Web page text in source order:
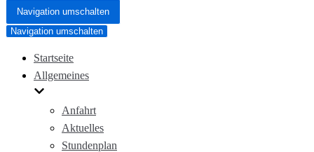
Navigation umschalten
Navigation umschalten
Startseite
Allgemeines
Anfahrt
Aktuelles
Stundenplan